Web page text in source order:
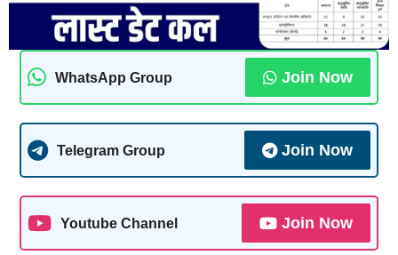
WhatsApp Group Join Now
Telegram Group Join Now
Youtube Channel Join Now